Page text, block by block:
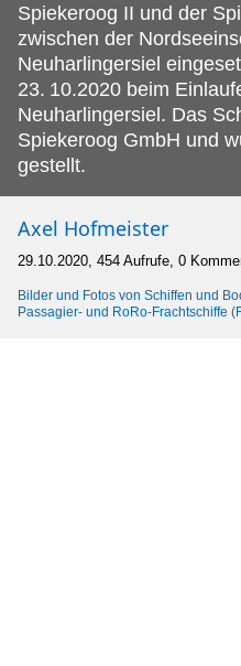
Spiekeroog II und der
zwischen der
Neuharlingersiel
23. 10.2020 beim
Neuharlingersiel. Das
Spiekeroog GmbH und
gestellt.
Axel Hofmeister
29.10.2020, 454 Aufrufe, 0
Bilder und Fotos von Schiffen und
Passagier- und RoRo-Frachtschiffe